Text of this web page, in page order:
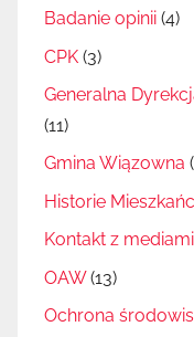
Badanie opinii (4)
CPK (3)
Generalna
(11)
Gmina Wiązowna
Historie
Kontakt z mediami
OAW(13)
Ochrona